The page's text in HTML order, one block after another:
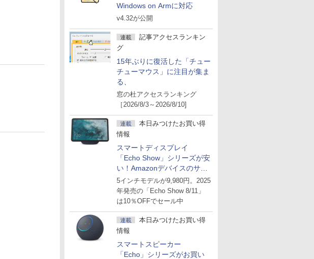
Windows on Armに対応
v4.32が公開
連載
記事アクセスランキン
グ
15年ぶりに復活した「チュー
チューマウス」に注目が集ま
る、
窓の杜アクセスランキング
［2026/8/3～2026/8/10]
連載
本日みつけたお買い得
情報
スマートディスプレイ
「Echo Show」シリーズが安
い！Amazonデバイスのサマ
ーセール
5インチモデルが9,980円。2025
年発売の「Echo Show 8/11」
は10％OFFでセール中
連載
本日みつけたお買い得
情報
スマートスピーカー
「Echo」シリーズがお買い